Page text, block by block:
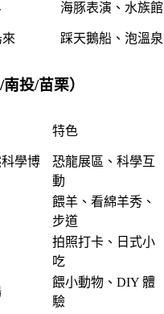
海豚表演、水族館
踩天鵝船、泡溫泉
投/苗栗）
特色
學博
恐龍展區、科學互
動
餵羊、看綿羊秀、
步道
拍照打卡、日式小
吃
餵小動物、DIY 體
驗